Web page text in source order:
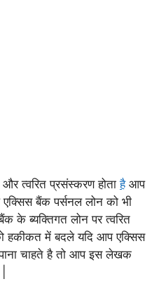
त्वरित प्रसंस्करण होताहैआप
बैंक पर्सनल लोन को भी
के ब्यक्तिगत लोन पर त्वरित
हकीकत में बदले यदि आप एक्सिस
चाहते है तो आप इस लेखक